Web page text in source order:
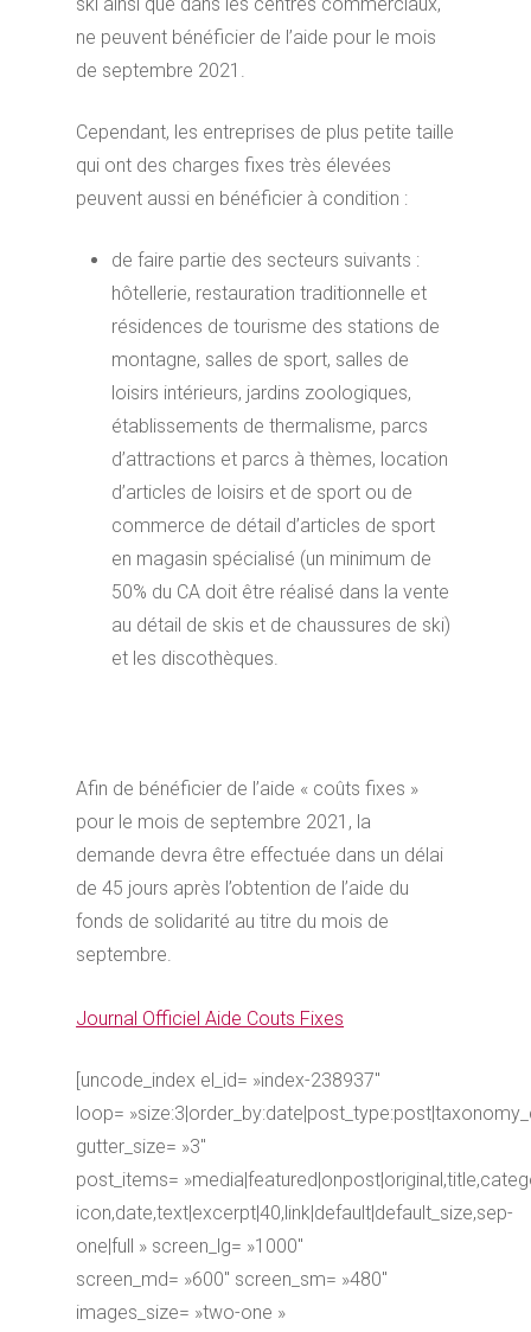
ne peuvent bénéficier de l’aide pour le mois
de septembre 2021.
Cependant, les entreprises de plus petite taille
qui ont des charges fixes très élevées
peuvent aussi en bénéficier à condition :
de faire partie des secteurs suivants :
hôtellerie, restauration traditionnelle et
résidences de tourisme des stations de
montagne, salles de sport, salles de
loisirs intérieurs, jardins zoologiques,
établissements de thermalisme, parcs
d’attractions et parcs à thèmes, location
d’articles de loisirs et de sport ou de
commerce de détail d’articles de sport
en magasin spécialisé (un minimum de
50% du CA doit être réalisé dans la vente
au détail de skis et de chaussures de ski)
et les discothèques.
Afin de bénéficier de l’aide « coûts fixes »
pour le mois de septembre 2021, la
demande devra être effectuée dans un délai
de 45 jours après l’obtention de l’aide du
fonds de solidarité au titre du mois de
septembre.
Journal Officiel Aide Couts Fixes
[uncode_index el_id= »index-238937″
loop=
gutter_size= »3″
post_items=
icon,date,text|excerpt|40,link|default|default_size,sep-
one|full » screen_lg= »1000″
screen_md= »600″ screen_sm= »480″
images_size= »two-one »